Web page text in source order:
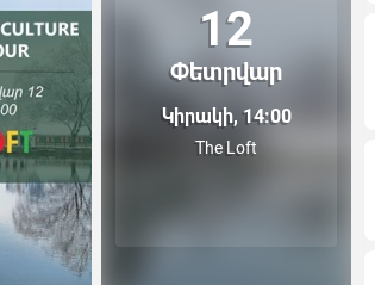
12
Փետրվար
Կիրակի, 14:00
The Loft